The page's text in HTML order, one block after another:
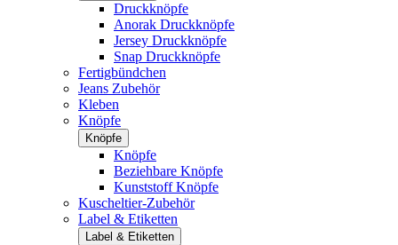
Druckknöpfe
Anorak Druckknöpfe
Jersey Druckknöpfe
Snap Druckknöpfe
Fertigbündchen
Jeans Zubehör
Kleben
Knöpfe
Knöpfe
Knöpfe
Beziehbare Knöpfe
Kunststoff Knöpfe
Kuscheltier-Zubehör
Label & Etiketten
Label & Etiketten